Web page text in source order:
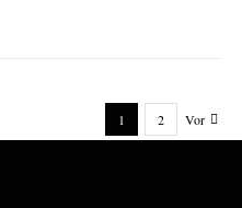
1 2 Vor